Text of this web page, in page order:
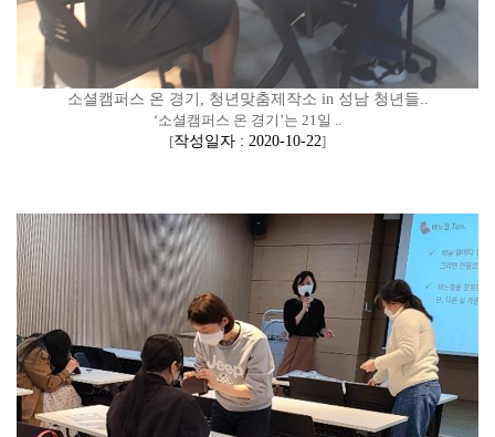
소셜캠퍼스 온 경기, 청년맞춤제작소 in 성남 청년들..
‘소셜캠퍼스 온 경기’는 21일 ..
[작성일자 : 2020-10-22]